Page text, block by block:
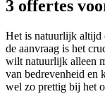
3 offertes
Het is natuurlijk altijd
de aanvraag is het
wilt natuurlijk alleen
van bedrevenheid en
wel zo prettig bij het